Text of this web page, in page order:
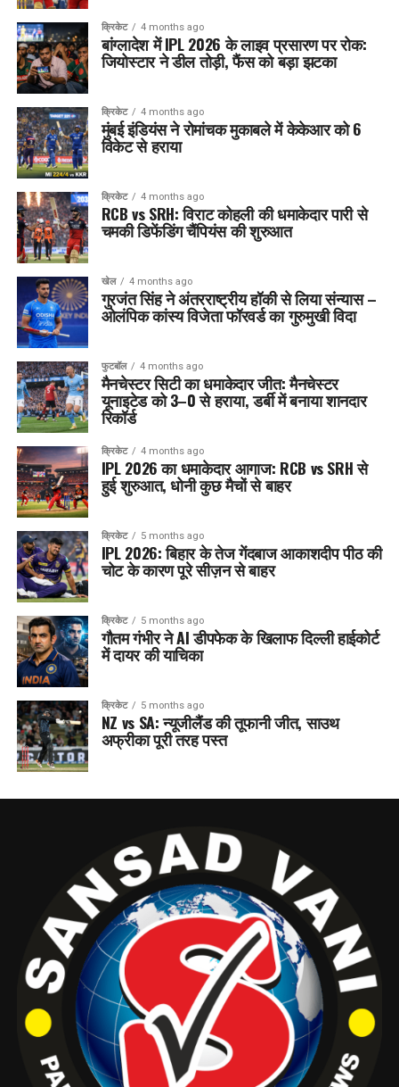
क्रिकेट 4 months ago
बांग्लादेश में IPL 2026 के लाइव प्रसारण पर रोक:
जियोस्टार ने डील तोड़ी, फैंस को बड़ा झटका
क्रिकेट 4 months ago
मुंबई इंडियंस ने रोमांचक मुकाबले में केकेआर को 6
विकेट से हराया
क्रिकेट 4 months ago
RCB vs SRH: विराट कोहली की धमाकेदार पारी से
चमकी डिफेंडिंग चैंपियंस की शुरुआत
खेल 4 months ago
गुरजंत सिंह ने अंतरराष्ट्रीय हॉकी से लिया संन्यास –
ओलंपिक कांस्य विजेता फॉरवर्ड का गुरुमुखी विदा
फुटबॉल 4 months ago
मैनचेस्टर सिटी का धमाकेदार जीत: मैनचेस्टर
यूनाइटेड को 3–0 से हराया, डर्बी में बनाया शानदार
रिकॉर्ड
क्रिकेट 4 months ago
IPL 2026 का धमाकेदार आगाज: RCB vs SRH से
हुई शुरुआत, धोनी कुछ मैचों से बाहर
क्रिकेट 5 months ago
IPL 2026: बिहार के तेज गेंदबाज आकाशदीप पीठ की
चोट के कारण पूरे सीज़न से बाहर
क्रिकेट 5 months ago
गौतम गंभीर ने AI डीपफेक के खिलाफ दिल्ली हाईकोर्ट
में दायर की याचिका
क्रिकेट 5 months ago
NZ vs SA: न्यूजीलैंड की तूफानी जीत, साउथ
अफ्रीका पूरी तरह पस्त